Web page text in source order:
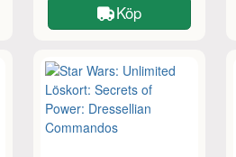
Köp